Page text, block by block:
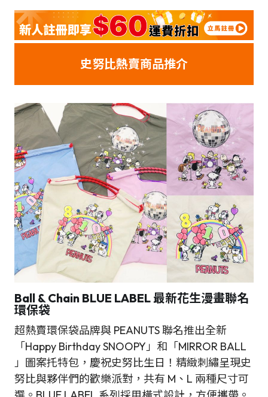
史努比熱賣商品推介
Ball & Chain BLUE LABEL 最新花生漫畫聯名
環保袋
超熱賣環保袋品牌與 PEANUTS 聯名推出全新
「Happy Birthday SNOOPY」和「MIRROR BALL
」圖案托特包，慶祝史努比生日！精緻刺繡呈現史
努比與夥伴們的歡樂派對，共有 M、L 兩種尺寸可